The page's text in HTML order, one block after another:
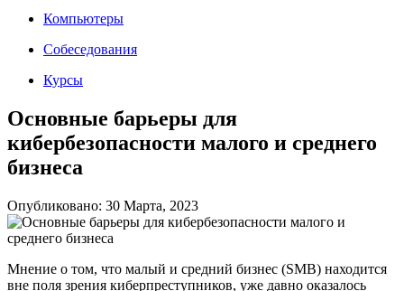
Компьютеры
Собеседования
Курсы
Основные барьеры для
кибербезопасности малого и среднего
бизнеса
Опубликовано: 30 Марта, 2023
Мнение о том, что малый и средний бизнес (SMB) находится
вне поля зрения киберпреступников, уже давно оказалось